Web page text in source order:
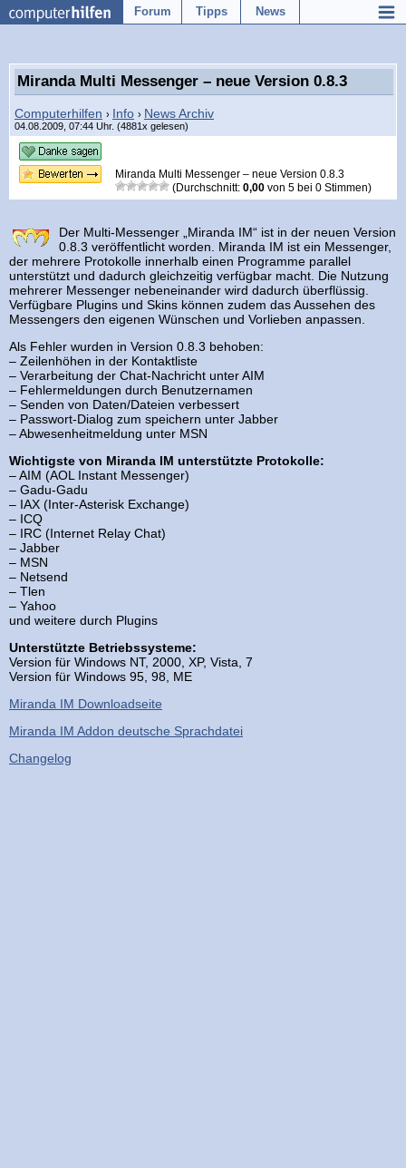
Forum Tipps News
Miranda Multi Messenger – neue Version 0.8.3
Computerhilfen › Info › News Archiv
04.08.2009, 07:44 Uhr. (4881x gelesen)
Miranda Multi Messenger – neue Version 0.8.3
(Durchschnitt: 0,00 von 5 bei 0 Stimmen)
Der Multi-Messenger „Miranda IM“ ist in der neuen Version
0.8.3 veröffentlicht worden. Miranda IM ist ein Messenger,
der mehrere Protokolle innerhalb einen Programme parallel
unterstützt und dadurch gleichzeitig verfügbar macht. Die Nutzung
mehrerer Messenger nebeneinander wird dadurch überflüssig.
Verfügbare Plugins und Skins können zudem das Aussehen des
Messengers den eigenen Wünschen und Vorlieben anpassen.
Als Fehler wurden in Version 0.8.3 behoben:
– Zeilenhöhen in der Kontaktliste
– Verarbeitung der Chat-Nachricht unter AIM
– Fehlermeldungen durch Benutzernamen
– Senden von Daten/Dateien verbessert
– Passwort-Dialog zum speichern unter Jabber
– Abwesenheitmeldung unter MSN
Wichtigste von Miranda IM unterstützte Protokolle:
– AIM (AOL Instant Messenger)
– Gadu-Gadu
– IAX (Inter-Asterisk Exchange)
– ICQ
– IRC (Internet Relay Chat)
– Jabber
– MSN
– Netsend
– Tlen
– Yahoo
und weitere durch Plugins
Unterstützte Betriebssysteme:
Version für Windows NT, 2000, XP, Vista, 7
Version für Windows 95, 98, ME
Miranda IM Downloadseite
Miranda IM Addon deutsche Sprachdatei
Changelog